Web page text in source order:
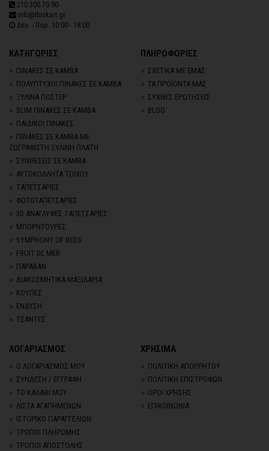
210.300.70.90
info@thinkart.gr
Δευ. - Παρ. 10:00 - 18:00
ΚΑΤΗΓΟΡΙΕΣ
ΠΙΝΑΚΕΣ ΣΕ ΚΑΜΒΑ
ΠΟΛΥΠΤΥΧΟΙ ΠΙΝΑΚΕΣ ΣΕ ΚΑΜΒΑ
ΞΥΛΙΝΑ ΠΟΣΤΕΡ
SLIM ΠΙΝΑΚΕΣ ΣΕ ΚΑΜΒΑ
ΠΑΙΔΙΚΟΙ ΠΙΝΑΚΕΣ
ΠΙΝΑΚΕΣ ΣΕ ΚΑΜΒΑ ΜΕ
ΖΩΓΡΑΦΙΣΤΗ ΞΥΛΙΝΗ ΠΛΑΤΗ
ΣΥΝΘΕΣΕΙΣ ΣΕ ΚΑΜΒΑ
ΑΥΤΟΚΟΛΛΗΤΑ ΤΟΙΧΟΥ
TΑΠΕΤΣΑΡΙΕΣ
ΦΩΤΟΤΑΠΕΤΣΑΡΙΕΣ
3D AΝΑΓΛΥΦΕΣ TΑΠΕΤΣΑΡΙΕΣ
ΜΠΟΡΝΤΟΥΡΕΣ
SYMPHONY OF REDS
FRUIT DE MER
ΠΑΡΑΒΑΝ
ΔΙΑΚΟΣΜΗΤΙΚΑ ΜΑΞΙΛΑΡΙΑ
ΚΟΥΠΕΣ
ΕΝΔΥΣΗ
ΤΣΑΝΤΕΣ
ΠΛΗΡΟΦΟΡΙΕΣ
ΣΧΕΤΙΚΑ ΜΕ ΕΜΑΣ
ΤΑ ΠΡΟΪΟΝΤΑ ΜΑΣ
ΣΥΧΝΕΣ ΕΡΩΤΗΣΕΙΣ
BLOG
ΛΟΓΑΡΙΑΣΜΟΣ
Ο ΛΟΓΑΡΙΑΣΜΟΣ ΜΟΥ
ΣΥΝΔΕΣΗ / ΕΓΓΡΑΦΗ
ΤΟ ΚΑΛΑΘΙ ΜΟΥ
ΛΙΣΤΑ ΑΓΑΠΗΜΕΝΩΝ
ΙΣΤΟΡΙΚΟ ΠΑΡΑΓΓΕΛΙΩΝ
ΤΡΟΠΟΙ ΠΛΗΡΩΜΗΣ
ΤΡΟΠΟΙ ΑΠΟΣΤΟΛΗΣ
ΧΡΗΣΙΜΑ
ΠΟΛΙΤΙΚΗ ΑΠΟΡΡΗΤΟΥ
ΠΟΛΙΤΙΚΗ ΕΠΙΣΤΡΟΦΩΝ
ΟΡΟΙ ΧΡΗΣΗΣ
ΕΠΙΚΟΙΝΩΝΙΑ